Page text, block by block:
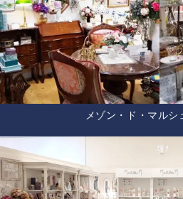
メゾン・ド・マルシ